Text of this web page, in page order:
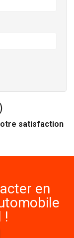
satisfaction
en
!